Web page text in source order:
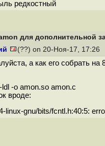
редкостный
для дополнительной
(??) on 20-Ноя-17, 17:26
а как его собрать на
-o amon.so amon.c
вроде:
linux-gnu/bits/fcntl.h:40:5: